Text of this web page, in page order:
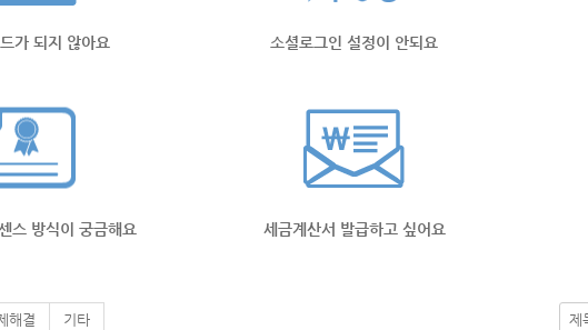
가 되지 않아요 소셜로그인 설정이 안되요
스 방식이 궁금해요 세금계산서 발급하고 싶어요
해결 기타